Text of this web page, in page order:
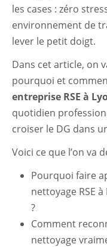
les cases : zéro
environnement de
lever le petit doigt.
Dans cet article, on
pourquoi et
entreprise RSE à
quotidien
croiser le DG dans
Voici ce que l’on va
Pourquoi faire
nettoyage RSE
?
Comment
nettoyage